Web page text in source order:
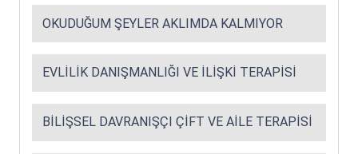
OKUDUĞUM ŞEYLER AKLIMDA KALMIYOR
EVLILIK DANIŞMANLIĞI VE İLIŞKI TERAPISI
BILIŞSEL DAVRANIŞÇI ÇIFT VE AILE TERAPISI